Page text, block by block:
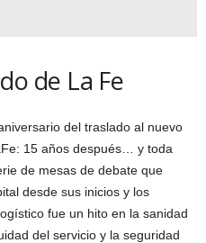
de La Fe
del traslado al nuevo
15 años después… y toda
de mesas de debate que
desde sus inicios y los
fue un hito en la sanidad
del servicio y la seguridad